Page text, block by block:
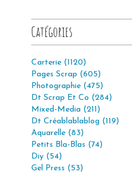
Catégories
Carterie (1120)
Pages Scrap (605)
Photographie (475)
Dt Scrap Et Co (284)
Mixed-Media (211)
Dt Créablablablog (119)
Aquarelle (83)
Petits Bla-Blas (74)
Diy (54)
Gel Press (53)